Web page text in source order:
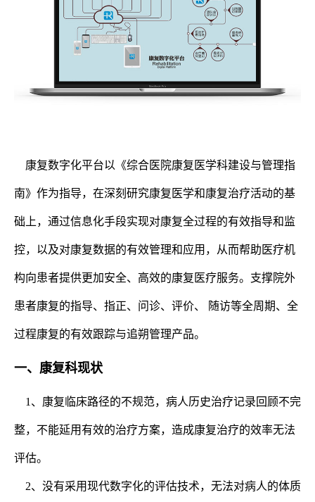
康复数字化平台以《综合医院康复医学科建设与管理指
南》作为指导，在深刻研究康复医学和康复治疗活动的基
础上，通过信息化手段实现对康复全过程的有效指导和监
控，以及对康复数据的有效管理和应用，从而帮助医疗机
构向患者提供更加安全、高效的康复医疗服务。支撑院外
患者康复的指导、指正、问诊、评价、 随访等全周期、全
过程康复的有效跟踪与追朔管理产品。
一、康复科现状
1、康复临床路径的不规范，病人历史治疗记录回顾不完
整，不能延用有效的治疗方案，造成康复治疗的效率无法
评估。
2、没有采用现代数字化的评估技术，无法对病人的体质